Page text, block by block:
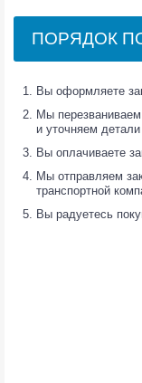
ПОРЯДОК
Вы оформляете
Мы перезваниваем
и уточняем детали
Вы оплачиваете
Мы отправляем
транспортной
Вы радуетесь